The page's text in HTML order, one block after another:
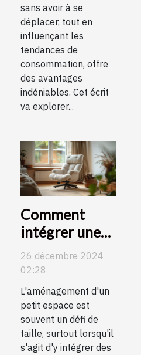
sans avoir à se
déplacer, tout en
influençant les
tendances de
consommation, offre
des avantages
indéniables. Cet écrit
va explorer...
Comment
intégrer une
chaise fauteuil
ergonomique
dans un petit
espace
26 décembre 2024
02:28
L'aménagement d'un
petit espace est
souvent un défi de
taille, surtout lorsqu'il
s'agit d'y intégrer des